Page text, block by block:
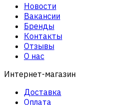
Новости
Вакансии
Бренды
Контакты
Отзывы
О нас
Интернет-магазин
Доставка
Оплата